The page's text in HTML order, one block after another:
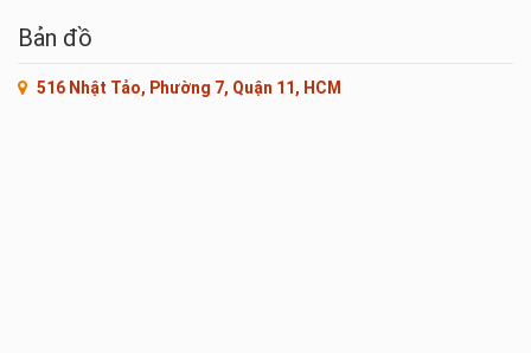
Bản đồ
516 Nhật Tảo, Phường 7, Quận 11, HCM